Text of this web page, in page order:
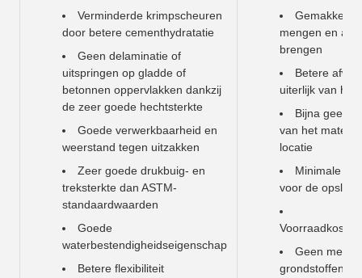
Verminderde krimpscheuren
door betere cementhydratatie
Geen delaminatie of
uitspringen op gladde of
betonnen oppervlakken dankzij
de zeer goede hechtsterkte
Goede verwerkbaarheid en
weerstand tegen uitzakken
Zeer goede drukbuig- en
treksterkte dan ASTM-
standaardwaarden
Goede
waterbestendigheidseigenschap
Betere flexibiliteit
Gemakkelijk
mengen en
brengen
Betere
uiterlijk van het
Bijna geen
van het
locatie
Minimale
voor de opslag
Geen
grondstoffen